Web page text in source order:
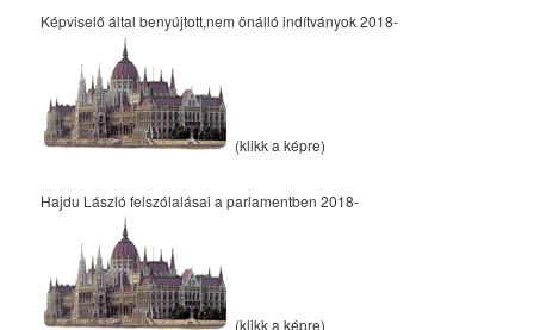
Képviselő által benyújtott,nem önálló indítványok 2018-
(klikk a képre)
Hajdu László felszólalásai a parlamentben 2018-
(klikk a képre)